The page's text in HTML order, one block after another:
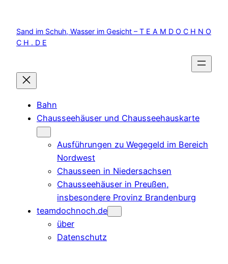
springen
Sand im Schuh, Wasser im Gesicht – T E A M D O C H N O
C H . D E
Bahn
Chausseehäuser und Chausseehauskarte
Ausführungen zu Wegegeld im Bereich
Nordwest
Chausseen in Niedersachsen
Chausseehäuser in Preußen,
insbesondere Provinz Brandenburg
teamdochnoch.de
über
Datenschutz